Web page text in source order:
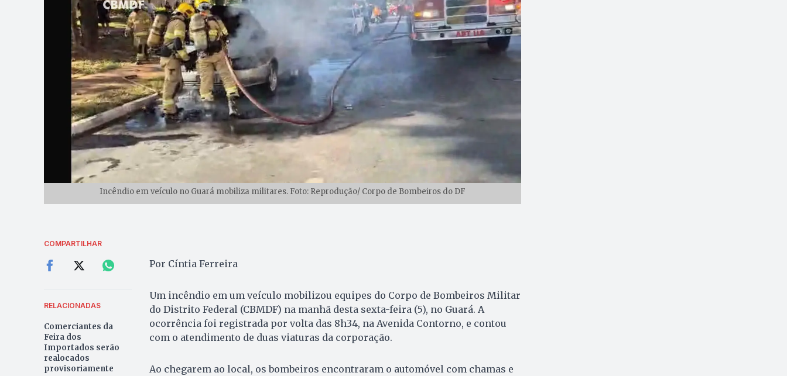
Incêndio em veículo no Guará mobiliza militares. Foto: Reprodução/ Corpo de Bombeiros do DF
COMPARTILHAR
RELACIONADAS
Comerciantes da
Feira dos
Importados serão
realocados
provisoriamente
Por Cíntia Ferreira
Um incêndio em um veículo mobilizou equipes do Corpo de Bombeiros Militar
do Distrito Federal (CBMDF) na manhã desta sexta-feira (5), no Guará. A
ocorrência foi registrada por volta das 8h34, na Avenida Contorno, e contou
com o atendimento de duas viaturas da corporação.
Ao chegarem ao local, os bombeiros encontraram o automóvel com chamas e